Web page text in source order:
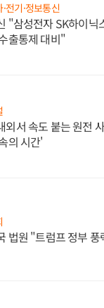
·전기·정보통신
"삼성전자 SK하이닉
출통제 대비"
외서 속도 붙는 원전
의 시간'
법원 "트럼프 정부